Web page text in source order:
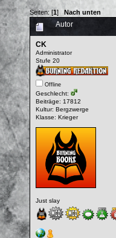
Seiten: [1] Nach unten
Autor
CK
Administrator
Stufe 20
Offline
Geschlecht:
Beiträge: 17812
Kultur: Bergzwerge
Klasse: Krieger
Just slay